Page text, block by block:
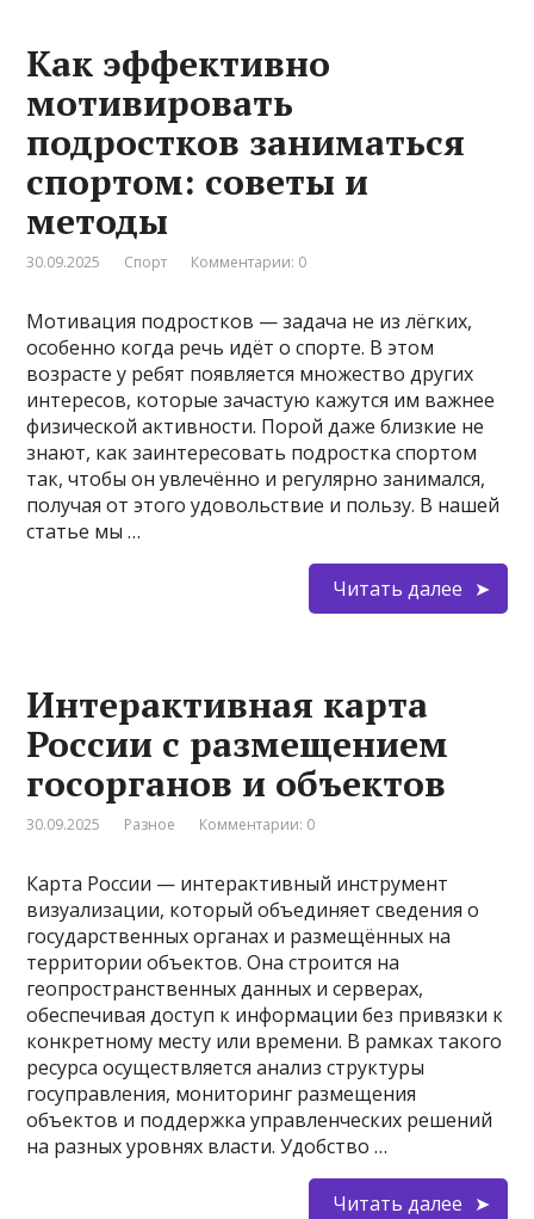
Как эффективно
мотивировать
подростков заниматься
спортом: советы и
методы
30.09.2025 Спорт Комментарии: 0
Мотивация подростков — задача не из лёгких,
особенно когда речь идёт о спорте. В этом
возрасте у ребят появляется множество других
интересов, которые зачастую кажутся им важнее
физической активности. Порой даже близкие не
знают, как заинтересовать подростка спортом
так, чтобы он увлечённо и регулярно занимался,
получая от этого удовольствие и пользу. В нашей
статье мы …
Читать далее
Интерактивная карта
России с размещением
госорганов и объектов
30.09.2025 Разное Комментарии: 0
Карта России — интерактивный инструмент
визуализации, который объединяет сведения о
государственных органах и размещённых на
территории объектов. Она строится на
геопространственных данных и серверах,
обеспечивая доступ к информации без привязки к
конкретному месту или времени. В рамках такого
ресурса осуществляется анализ структуры
госуправления, мониторинг размещения
объектов и поддержка управленческих решений
на разных уровнях власти. Удобство …
Читать далее